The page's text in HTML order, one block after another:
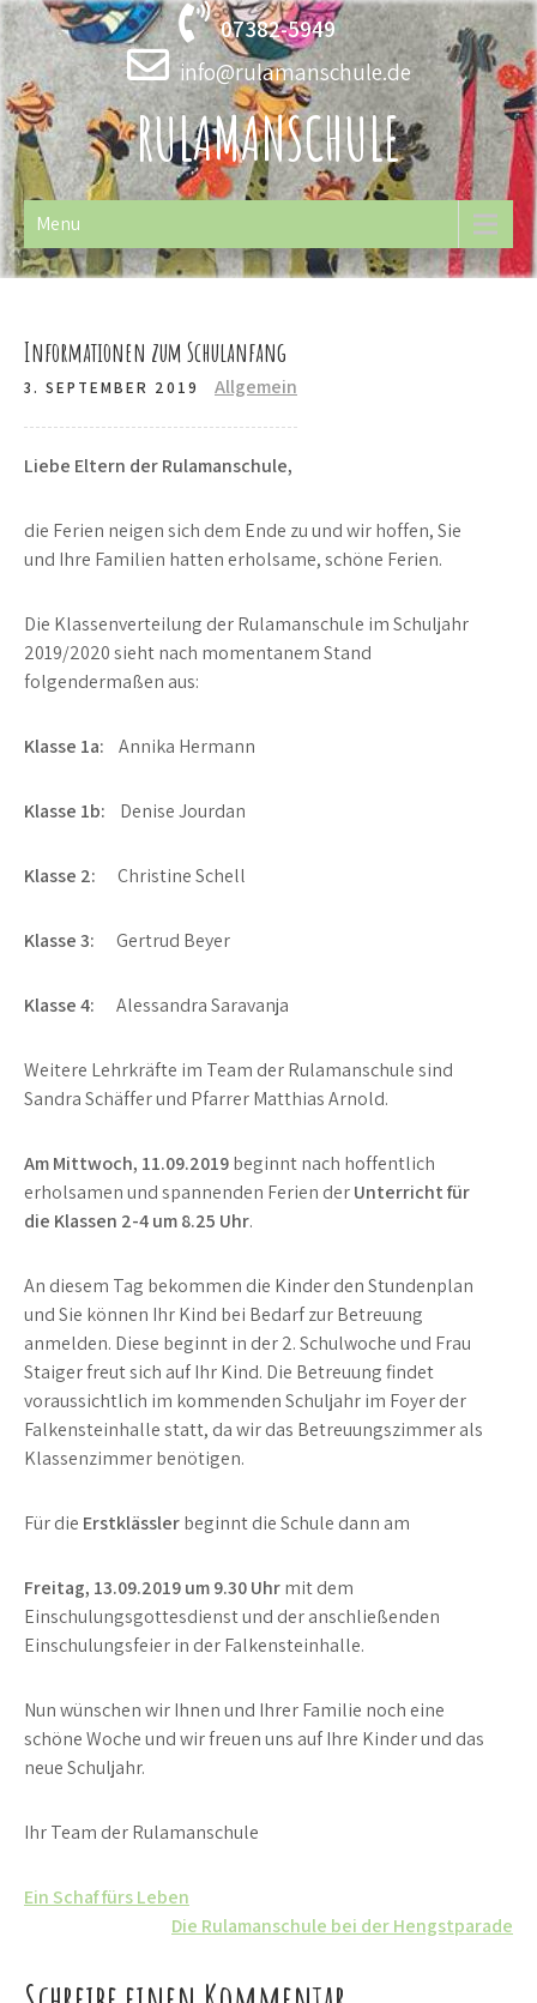
Skip
to
content
07382-5949
info@rulamanschule.de
RULAMANSCHULE
Menu
Informationen zum Schulanfang
3. SEPTEMBER 2019 Allgemein
Liebe Eltern der Rulamanschule,
die Ferien neigen sich dem Ende zu und wir hoffen, Sie
und Ihre Familien hatten erholsame, schöne Ferien.
Die Klassenverteilung der Rulamanschule im Schuljahr
2019/2020 sieht nach momentanem Stand
folgendermaßen aus:
Klasse 1a: Annika Hermann
Klasse 1b: Denise Jourdan
Klasse 2: Christine Schell
Klasse 3: Gertrud Beyer
Klasse 4: Alessandra Saravanja
Weitere Lehrkräfte im Team der Rulamanschule sind
Sandra Schäffer und Pfarrer Matthias Arnold.
Am Mittwoch, 11.09.2019beginnt nach hoffentlich
erholsamen und spannenden Ferien derUnterricht für
die Klassen 2-4 um 8.25 Uhr.
An diesem Tag bekommen die Kinder den Stundenplan
und Sie können Ihr Kind bei Bedarf zur Betreuung
anmelden. Diese beginnt in der 2. Schulwoche und Frau
Staiger freut sich auf Ihr Kind. Die Betreuung findet
voraussichtlich im kommenden Schuljahr im Foyer der
Falkensteinhalle statt, da wir das Betreuungszimmer als
Klassenzimmer benötigen.
Für die Erstklässlerbeginnt die Schule dann am
Freitag, 13.09.2019 um 9.30 Uhrmit dem
Einschulungsgottesdienst und der anschließenden
Einschulungsfeier in der Falkensteinhalle.
Nun wünschen wir Ihnen und Ihrer Familie noch eine
schöne Woche und wir freuen uns auf Ihre Kinder und das
neue Schuljahr.
Ihr Team der Rulamanschule
Beitrags-
Ein Schaf fürs Leben
Die Rulamanschule bei der Hengstparade